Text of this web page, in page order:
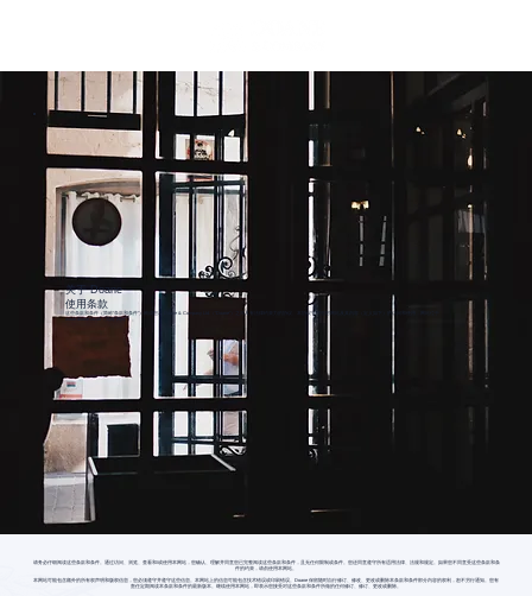
关于 Doane
使用条款
这些条款和条件（简称“条款和条件”）构成您与 Doane & Company Ltd.（“Doane”）之间具有法律约束力的协议。本协议管辖您对网站及其内容（定义如下）的访问和使用，网站位于
www.doane.co.uk（简称“网站”）。
请务必仔细阅读这些条款和条件。通过访问、浏览、查看和/或使用本网站，您确认、理解并同意您已完整阅读这些条款和条件，且无任何限制或条件。您还同意遵守所有适用法律、法规和规定。如果您不同意受这些条款和条
件的约束，请勿使用本网站。
本网站可能包含额外的所有权声明和版权信息，您必须遵守并遵守这些信息。本网站上的信息可能包含技术错误或印刷错误。Doane 保留随时自行修订、修改、更改或删除本条款和条件部分内容的权利，恕不另行通知。您有
责任定期阅读本条款和条件的最新版本。继续使用本网站，即表示您接受对这些条款和条件所做的任何修订、修订、更改或删除。